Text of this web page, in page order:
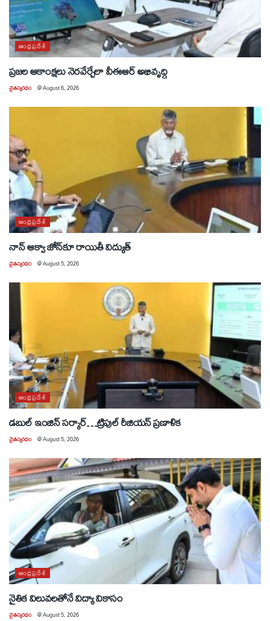
ఆంధ్రప్రదేశ్
ప్రజల ఆకాంక్షలు నెరవేర్చేలా వీఈఆర్ అభివృద్ధి
చైతన్యరధం @August 6, 2026
ఆంధ్రప్రదేశ్
నాన్ ఆక్వా జోన్‌కూ రాయితీ విద్యుత్
చైతన్యరధం @August 5, 2026
ఆంధ్రప్రదేశ్
డబుల్ ఇంజిన్ సర్కార్…ట్రిపుల్ రీజియన్ ప్రణాళిక
చైతన్యరధం @August 5, 2026
ఆంధ్రప్రదేశ్
నైతిక విలువలతోనే విద్యా వికాసం
చైతన్యరధం @August 5, 2026